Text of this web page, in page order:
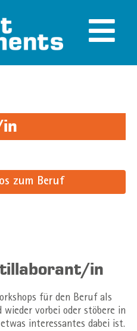
zum Beruf
in
für den Beruf als
vorbei oder stöbere in
interessantes dabei ist.